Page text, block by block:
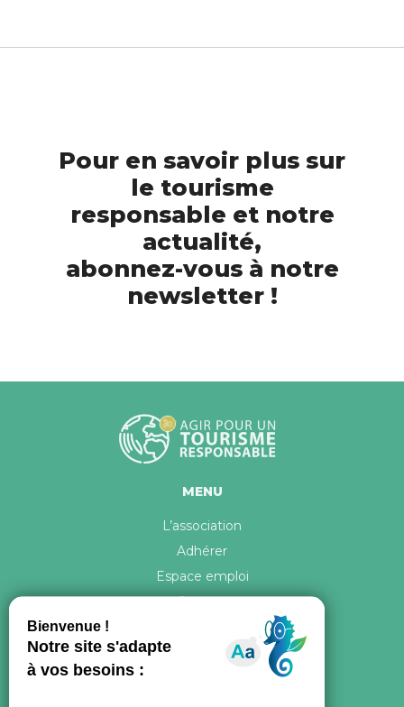
Pour en savoir plus sur
le tourisme
responsable et notre
actualité,
abonnez-vous à notre
newsletter !
MENU
L’association
Adhérer
Espace emploi
Contact